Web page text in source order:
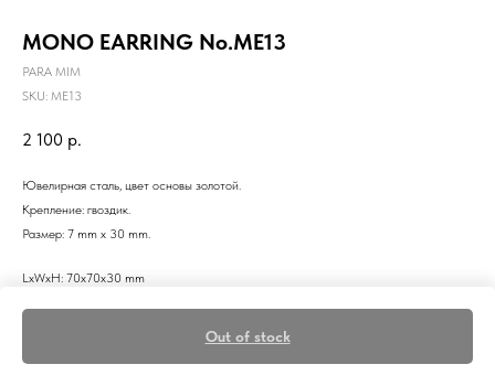
MONO EARRING No.ME13
PARA MIM
SKU: ME13
2 100 р.
Out of stock
Ювелирная сталь, цвет основы золотой.
Крепление: гвоздик.
Размер: 7 mm х 30 mm.
LxWxH: 70x70x30 mm